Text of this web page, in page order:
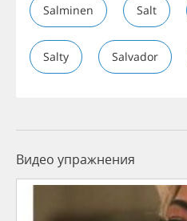
Salminen Salt
Salty Salvador
Видео упражнения